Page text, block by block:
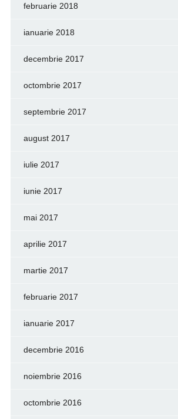
februarie 2018
ianuarie 2018
decembrie 2017
octombrie 2017
septembrie 2017
august 2017
iulie 2017
iunie 2017
mai 2017
aprilie 2017
martie 2017
februarie 2017
ianuarie 2017
decembrie 2016
noiembrie 2016
octombrie 2016